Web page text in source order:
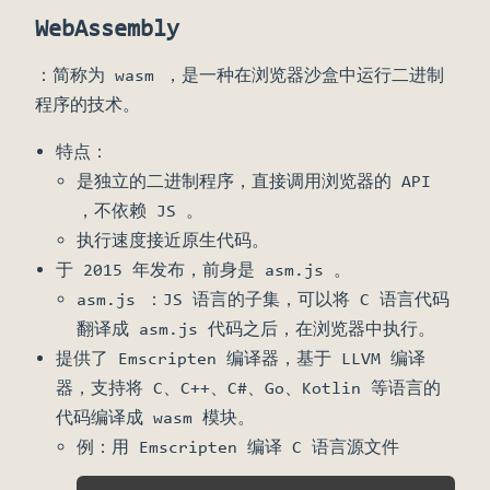
WebAssembly
：简称为 wasm ，是一种在浏览器沙盒中运行二进制
程序的技术。
特点：
是独立的二进制程序，直接调用浏览器的 API
，不依赖 JS 。
执行速度接近原生代码。
于 2015 年发布，前身是 asm.js 。
asm.js ：JS 语言的子集，可以将 C 语言代码
翻译成 asm.js 代码之后，在浏览器中执行。
提供了 Emscripten 编译器，基于 LLVM 编译
器，支持将 C、C++、C#、Go、Kotlin 等语言的
代码编译成 wasm 模块。
例：用 Emscripten 编译 C 语言源文件